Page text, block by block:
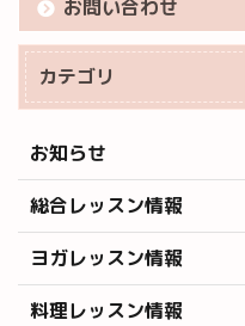
お問い合わせ
カテゴリ
お知らせ
総合レッスン情報
ヨガレッスン情報
料理レッスン情報